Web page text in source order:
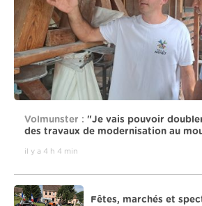
Volmunster : "Je vais pouvoir
des travaux de modernisation au
il y a 4 h 4 min
Fêtes, marchés et